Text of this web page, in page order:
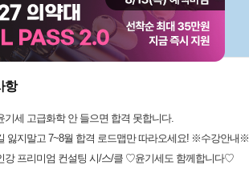
공부할 수 있었습니다. 특히 원자 구조, 양자수, 오
치 같은 부분은 처음 배울 때 헷갈리기 쉬운 내용
념부터 단계적으로 설명해줘서 이해하는 데 도움
다. 또한 화학에서 자주 등장하는 용어들이 처음
정리해줘서 이후 내용을 공부할 때 훨씬 수월했
히 문제 풀이를 위한 강의가 아니라 화학이라는
분은 어려운 내용을 최대한 쉽게 풀어서 설명해
니다.기초가 부족한 상태에서도 강의를 따라가며
잡을 수 있었고, 이후 심화 내용을 공부하기 위한
수 있었습니다. 수강 후에는 화학 개념을 단순히
항
기세 고급화학 안 들으면 합격 못합니다.
잃지말고 7~8월 합격 로드맵만 따라오세요! ※수강안내※
강 프리미엄 컨설팅 시/스/클 ♡윤기세도 함께합니다♡